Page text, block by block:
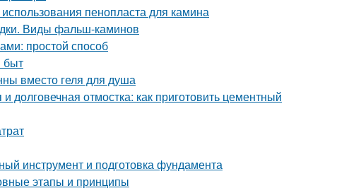
пенопласта для камина
Виды фальш-каминов
простой способ
быт
вместо геля для душа
долговечная отмостка: как приготовить цементный
инструмент и подготовка фундамента
этапы и принципы